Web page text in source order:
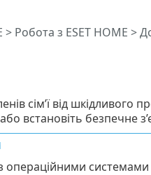
> Робота з ESET HOME >
сім’ї від
встановіть безпечне